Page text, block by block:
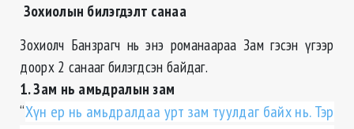
Зохиолын билэгдэлт санаа
Зохиолч Банзрагч нь энэ романаараа Зам гэсэн үгээр
доорх 2 санааг билэгдсэн байдаг.
1. Зам нь амьдралын зам
“Хүн ер нь амьдралдаа урт зам туулдаг байх нь. Тэр